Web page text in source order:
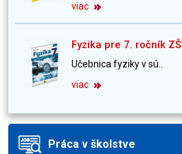
viac
Fyzika pre 7. ročník
Učebnica fyziky v sú..
viac
Práca v školstve